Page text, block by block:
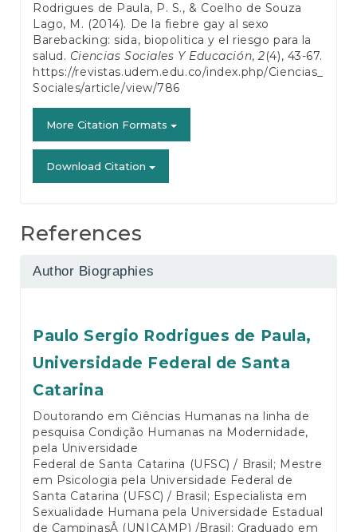
Rodrigues de Paula, P. S., & Coelho de Souza
Lago, M. (2014). De la fiebre gay al sexo
Barebacking: sida, biopolitica y el riesgo para la
salud. Ciencias Sociales Y Educación,2(4), 43-67.
https://revistas.udem.edu.co/index.php/Ciencias_
Sociales/article/view/786
More Citation Formats
Download Citation
References
Author Biographies
Paulo Sergio Rodrigues de Paula,
Universidade Federal de Santa
Catarina
Doutorando em Ciências Humanas na linha de
pesquisa Condição Humanas na Modernidade,
pela Universidade
Federal de Santa Catarina (UFSC) / Brasil; Mestre
em Psicologia pela Universidade Federal de
Santa Catarina (UFSC) / Brasil; Especialista em
Sexualidade Humana pela Universidade Estadual
de CampinasÂ (UNICAMP) /Brasil; Graduado em